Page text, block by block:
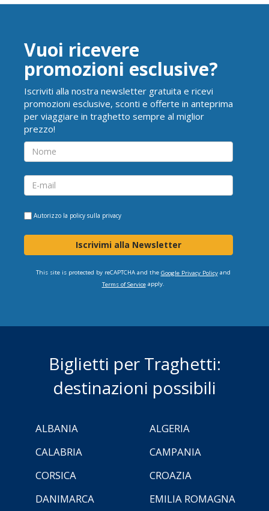
Vuoi ricevere
promozioni esclusive?
Iscriviti alla nostra newsletter gratuita e ricevi
promozioni esclusive, sconti e offerte in anteprima
per viaggiare in traghetto sempre al miglior
prezzo!
Autorizzo la policy sulla privacy
Iscrivimi alla Newsletter
This site is protected by reCAPTCHA and the Google Privacy Policyand
Terms of Serviceapply.
Biglietti per Traghetti:
destinazioni possibili
ALBANIA
ALGERIA
CALABRIA
CAMPANIA
CORSICA
CROAZIA
DANIMARCA
EMILIA ROMAGNA